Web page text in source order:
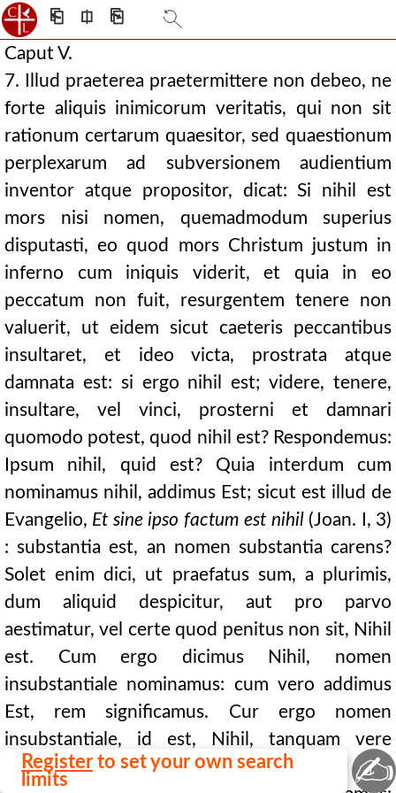
⎗ ⎅ ⎘
Register to set your own search
limits
Caput V.
7. Illud praeterea praetermittere non debeo, ne
forte aliquis inimicorum veritatis, qui non sit
rationum certarum quaesitor, sed quaestionum
perplexarum ad subversionem audientium
inventor atque propositor, dicat: Si nihil est
mors nisi nomen, quemadmodum superius
disputasti, eo quod mors Christum justum in
inferno cum iniquis viderit, et quia in eo
peccatum non fuit, resurgentem tenere non
valuerit, ut eidem sicut caeteris peccantibus
insultaret, et ideo victa, prostrata atque
damnata est: si ergo nihil est; videre, tenere,
insultare, vel vinci, prosterni et damnari
quomodo potest, quod nihil est? Respondemus:
Ipsum nihil, quid est? Quia interdum cum
nominamus nihil, addimus Est; sicut est illud de
Evangelio, Et sine ipso factum est nihil(Joan. I, 3)
: substantia est, an nomen substantia carens?
Solet enim dici, ut praefatus sum, a plurimis,
dum aliquid despicitur, aut pro parvo
aestimatur, vel certe quod penitus non sit, Nihil
est. Cum ergo dicimus Nihil, nomen
insubstantiale nominamus: cum vero addimus
Est, rem significamus. Cur ergo nomen
insubstantiale, id est, Nihil, tanquam vere
aliquid sit dicimus, addendo Est? Omne enim
✍